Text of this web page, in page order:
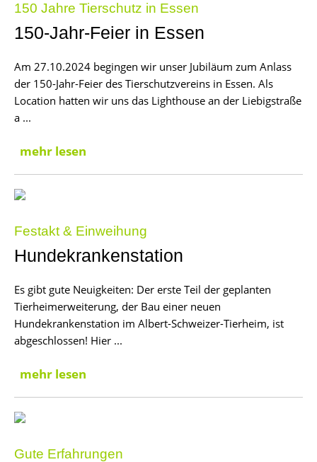
150 Jahre Tierschutz in Essen
150-Jahr-Feier in Essen
Am 27.10.2024 begingen wir unser Jubiläum zum Anlass
der 150-Jahr-Feier des Tierschutzvereins in Essen. Als
Location hatten wir uns das Lighthouse an der Liebigstraße
a ...
mehr lesen
Festakt & Einweihung
Hundekrankenstation
Es gibt gute Neuigkeiten: Der erste Teil der geplanten
Tierheimerweiterung, der Bau einer neuen
Hundekrankenstation im Albert-Schweizer-Tierheim, ist
abgeschlossen! Hier ...
mehr lesen
Gute Erfahrungen